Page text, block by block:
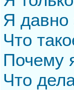
Я давно
Что
Почему
Что